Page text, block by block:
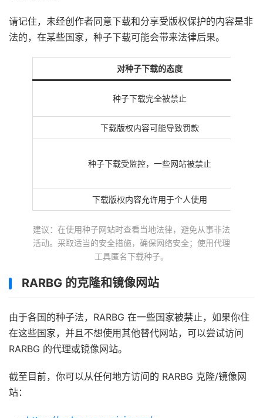
请记住，未经创作者同意下载和分享受版权保护的内容是非
法的，在某些国家，种子下载可能会带来法律后果。
对种子下载的态度
种子下载完全被禁止
下载版权内容可能导致罚款
种子下载受监控，一些网站被禁止
下载版权内容允许用于个人使用
建议：在使用种子网站时查看当地法律，避免从事非法
活动。采取适当的安全措施，确保网络安全；使用代理
工具匿名下载种子。
RARBG 的克隆和镜像网站
由于各国的种子法，RARBG 在一些国家被禁止，如果你住
在这些国家，并且不想使用其他替代网站，可以尝试访问
RARBG 的代理或镜像网站。
截至目前，你可以从任何地方访问的 RARBG 克隆/镜像网
站：